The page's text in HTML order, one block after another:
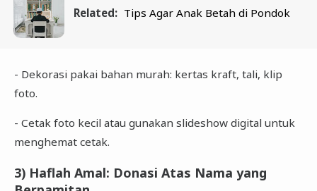
Related: Tips Agar Anak Betah di Pondok
- Dekorasi pakai bahan murah: kertas kraft, tali, klip
foto.
- Cetak foto kecil atau gunakan slideshow digital untuk
menghemat cetak.
3) Haflah Amal: Donasi Atas Nama yang